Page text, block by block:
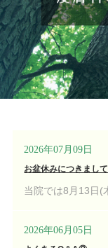
2026年07月09日
お盆休みにつきまして
当院では8月13日(
2026年06月05日